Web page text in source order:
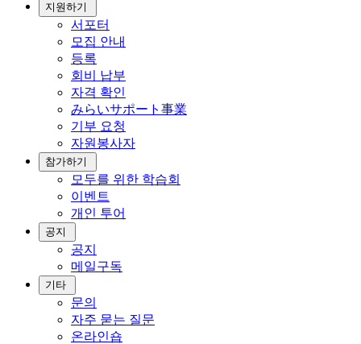
지원하기
서포터
모집 안내
등록
회비 납부
자격 확인
みらいサポート事業
기부 요청
자원봉사자
참가하기
모두를 위한 학습회
이벤트
개인 투어
공지
공지
메일구독
기타
문의
자주 묻는 질문
온라인숍